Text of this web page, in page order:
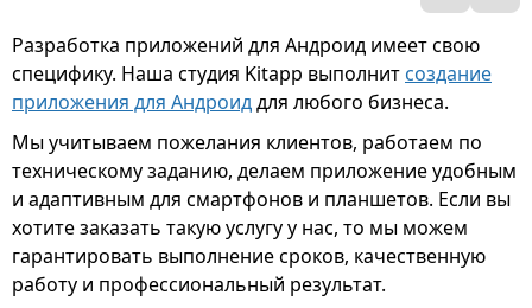
Разработка приложений для Андроид имеет свою
специфику. Наша студия Kitapp выполнит создание
приложения для Андроиддля любого бизнеса.
Мы учитываем пожелания клиентов, работаем по
техническому заданию, делаем приложение удобным
и адаптивным для смартфонов и планшетов. Если вы
хотите заказать такую услугу у нас, то мы можем
гарантировать выполнение сроков, качественную
работу и профессиональный результат.